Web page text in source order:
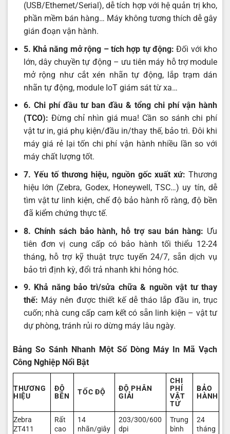
(USB/Ethernet/Serial), dễ tích hợp với hệ quản trị kho,
phần mềm bán hàng… Máy không tương thích dễ gây
gián đoạn vận hành.
5. Khả năng mở rộng – tích hợp tự động: Đối với kho
lớn, dây chuyền tự động – ưu tiên máy hỗ trợ module
mở rộng như cắt xén nhãn tự động, lắp trạm dán
nhãn tự động, module IoT giám sát từ xa…
6. Chi phí đầu tư ban đầu & tổng chi phí vận hành
(TCO): Đừng chỉ nhìn giá mua! Cần so sánh chi phí
vật tư in, giá phụ kiện/đầu in/thay thế, bảo trì. Đôi khi
máy giá rẻ lại tốn chi phí vận hành nhiều lần so với
máy chất lượng tốt.
7. Yếu tố thương hiệu, nguồn gốc xuất xứ: Thương
hiệu lớn (Zebra, Godex, Honeywell, TSC…) uy tín, dễ
tìm vật tư linh kiện, chế độ bảo hành rõ ràng, độ bền
đã kiểm chứng thực tế.
8. Chính sách bảo hành, hỗ trợ sau bán hàng: Ưu
tiên đơn vị cung cấp có bảo hành tối thiểu 12-24
tháng, hỗ trợ kỹ thuật trực tuyến 24/7, sẵn dịch vụ
bảo trì định kỳ, đổi trả nhanh khi hỏng hóc.
9. Khả năng bảo trì/sửa chữa & nguồn vật tư thay
thế: Máy nên được thiết kế dễ tháo lắp đầu in, trục
cuốn; nhà cung cấp cam kết có sẵn linh kiện – vật tư
dự phòng, tránh rủi ro dừng máy lâu ngày.
Bảng So Sánh Nhanh Một Số Dòng Máy In Mã Vạch
Công Nghiệp Nổi Bật
THƯƠNG
HIỆU
ĐỘ
BỀN
TỐC ĐỘ
ĐỘ PHÂN
GIẢI
CHI
PHÍ
VẬT
TƯ
BẢO
HÀNH
Zebra
ZT411
Rất
cao
14
nhãn/giây
203/300/600
dpi
Trung
bình
24
tháng